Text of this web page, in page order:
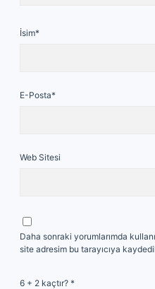
İsim*
E-Posta*
Web Sitesi
Daha sonraki yorumlarımda
site adresim bu tarayıcıya
6 + 2 kaçtır? *